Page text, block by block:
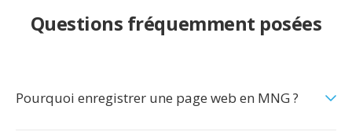
Questions fréquemment posées
Pourquoi enregistrer une page web en MNG ?